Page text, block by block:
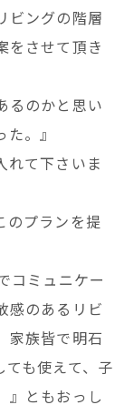
ビングの階層
をさせて頂き
るのかと思い
。』
れて下さいま
のプランを提
コミュニケー
感のあるリビ
家族皆で明石
も使えて、子
』ともおっし